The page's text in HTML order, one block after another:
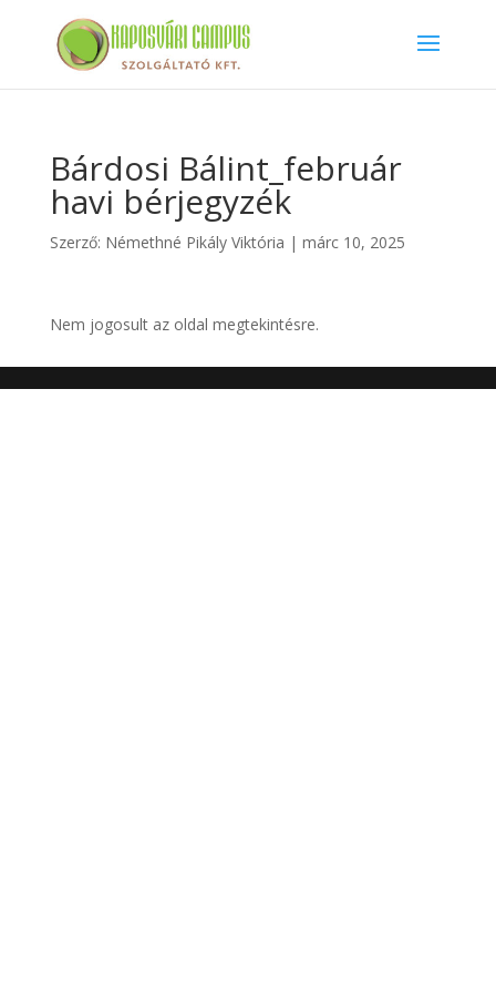
Bárdosi Bálint_február
havi bérjegyzék
Szerző: Némethné Pikály Viktória | márc 10, 2025
Nem jogosult az oldal megtekintésre.